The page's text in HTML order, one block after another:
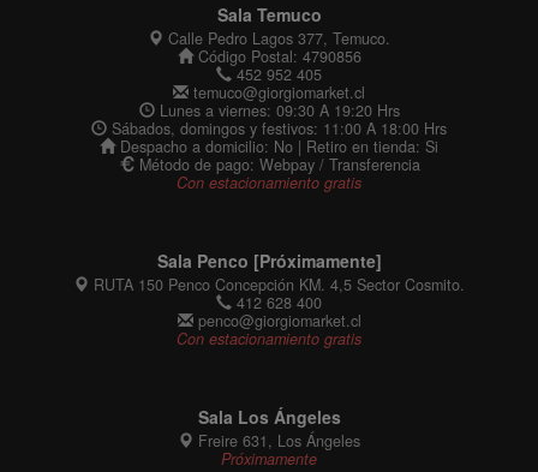
Sala Temuco
Calle Pedro Lagos 377, Temuco.
Código Postal: 4790856
452 952 405
temuco@giorgiomarket.cl
Lunes a viernes: 09:30 A 19:20 Hrs
Sábados, domingos y festivos: 11:00 A 18:00 Hrs
Despacho a domicilio: No | Retiro en tienda: Si
Método de pago: Webpay / Transferencia
Con estacionamiento gratis
Sala Penco [Próximamente]
RUTA 150 Penco Concepción KM. 4,5 Sector Cosmito.
412 628 400
penco@giorgiomarket.cl
Con estacionamiento gratis
Sala Los Ángeles
Freire 631, Los Ángeles
Próximamente